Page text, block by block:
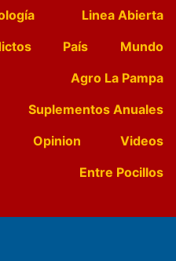
Linea Abierta
País
Mundo
Agro La Pampa
Suplementos Anuales
Opinion
Videos
Entre Pocillos